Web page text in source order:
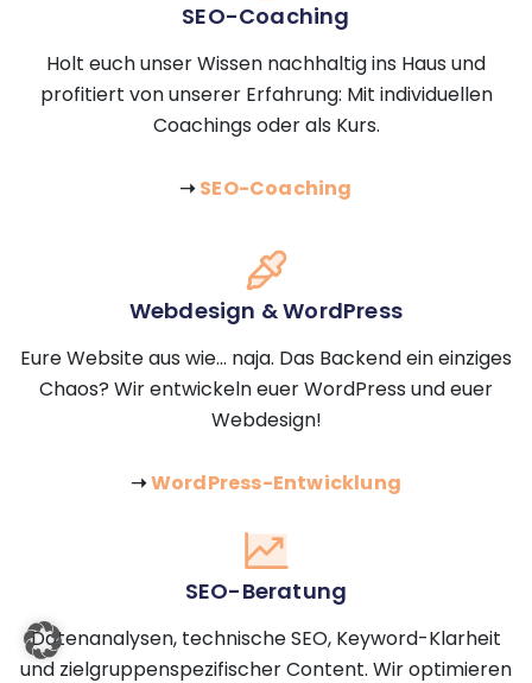
SEO-Coaching
Holt euch unser Wissen nachhaltig ins Haus und
profitiert von unserer Erfahrung: Mit individuellen
Coachings oder als Kurs.
➝ SEO-Coaching
Webdesign & WordPress
Eure Website aus wie... naja. Das Backend ein einziges
Chaos? Wir entwickeln euer WordPress und euer
Webdesign!
➝WordPress-Entwicklung
SEO-Beratung
Datenanalysen, technische SEO, Keyword-Klarheit
und zielgruppenspezifischer Content. Wir optimieren